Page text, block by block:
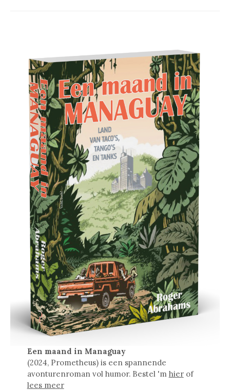
Een maand in Managuay
(2024, Prometheus) is een spannende
avonturenroman vol humor. Bestel 'm hierof
lees meer